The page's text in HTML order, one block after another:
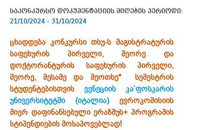
საკონკურსო დოკუმენტაციის მიღების პერიოდი:
21/10/2024 - 31/10/2024
ცხადდება კონკურსი თსუ-ს მაგისტრატურის
საფეხურის პირველი, მეორე და
დოქტორანტურის საფეხურის პირველი,
მეორე, მესამე და მეოთხე* სემესტრის
სტუდენტებისთვის ვენეციის კა’ფოსკარის
უნივერსიტეტში (იტალია)ევროკომისიის
მიერ დაფინანსებული ერაზმუს+ პროგრამის
სტიპენდიების მოსაპოვებლად!